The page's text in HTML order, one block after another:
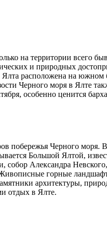
на территории всего
и природных
Ялта расположена на южном
Черного моря в Ялте
особенно ценится
побережья Черного
Большой Ялтой,
Александра Невского,
горные
архитектуры,
отдых в Ялте.